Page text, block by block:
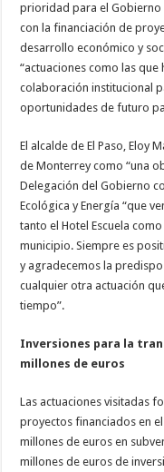
prioridad para el Gobierno
con la financiación de
desarrollo económico y
“actuaciones como las
colaboración institucional
oportunidades de futuro
El alcalde de El Paso, Eloy
de Monterrey como “una
Delegación del Gobierno
Ecológica y Energía “que
tanto el Hotel Escuela
municipio. Siempre es
y agradecemos la
cualquier otra actuación
tiempo”.
Inversiones para la
millones de euros
Las actuaciones visitadas
proyectos financiados en
millones de euros en
millones de euros de